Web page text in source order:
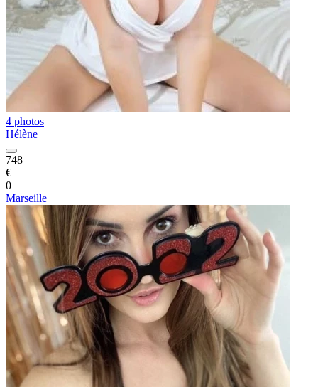
4 photos
Hélène
748
€
0
Marseille